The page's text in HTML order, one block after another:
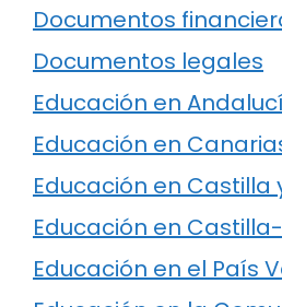
Documentos
Documentos legales
Educación en
Educación en
Educación en Castilla
Educación en
Educación en el País